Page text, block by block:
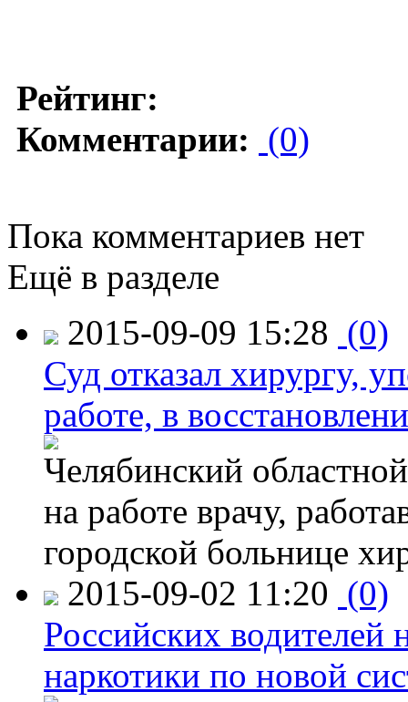
Рейтинг:
Комментарии: (0)
Пока комментариев нет
Ещё в разделе
2015-09-09 15:28 (0)
Суд отказал хирургу,
работе, в
Челябинский
на работе врачу,
городской больнице
2015-09-02 11:20 (0)
Российских водителей
наркотики по новой